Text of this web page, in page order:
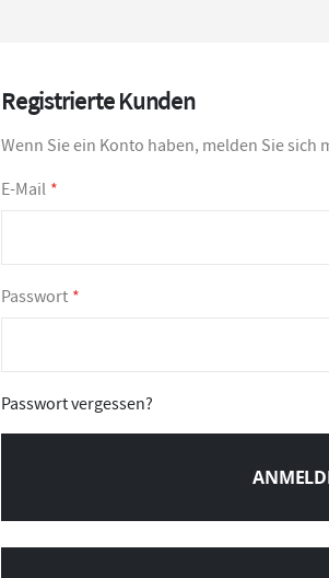
Registrierte Kunden
Wenn Sie ein Konto haben, melden Sie sich
E-Mail
Passwort
Passwort vergessen?